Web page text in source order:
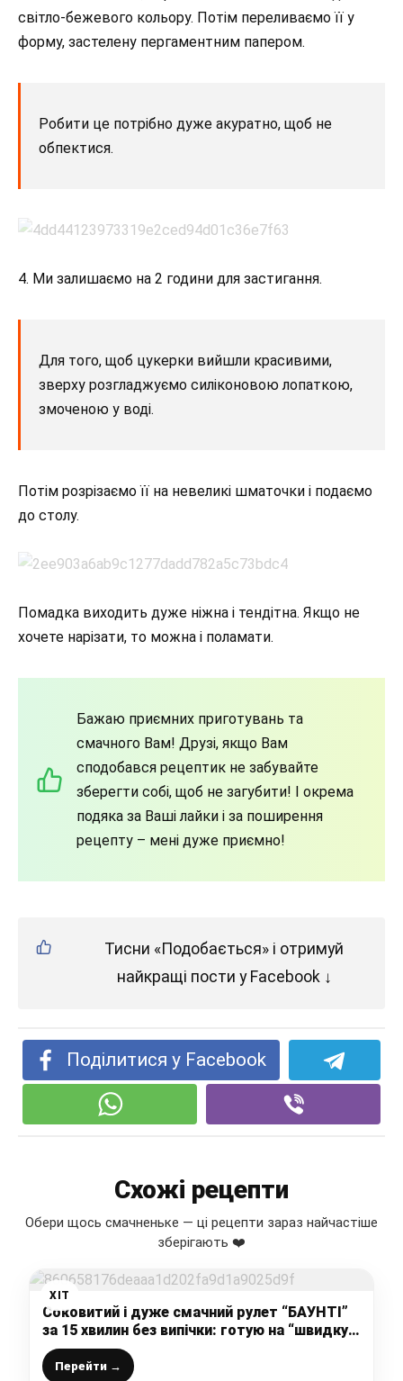
світло-бежевого кольору. Потім переливаємо її у
форму, застелену пергаментним папером.
Робити це потрібно дуже акуратно, щоб не
обпектися.
4․ Ми залишаємо на 2 години для застигання.
Для того, щоб цукерки вийшли красивими,
зверху розгладжуємо силіконовою лопаткою,
змоченою у воді.
Потім розрізаємо її на невеликі шматочки і подаємо
до столу.
Помадка виходить дуже ніжна і тендітна. Якщо не
хочете нарізати, то можна і поламати.
Бажаю приємних приготувань та
смачного Вам! Друзі, якщо Вам
сподобався рецептик не забувайте
зберегти собі, щоб не загубити! І окрема
подяка за Ваші лайки і за поширення
рецепту – мені дуже приємно!
Тисни «Подобається» і отримуй
найкращі пости у Facebook ↓
Поділитися у Facebook
Схожі рецепти
Обери щось смачненьке — ці рецепти зараз найчастіше
зберігають ❤️
ХІТ
Соковитий і дуже смачний рулет “БАУНТІ”
за 15 хвилин без випічки: готую на “швидку
руку” коли немає часу, а солоденького
хочеться
Перейти →